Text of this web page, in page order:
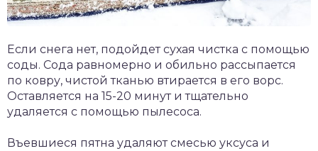
Если снега нет, подойдет сухая чистка с помощью
соды. Сода равномерно и обильно рассыпается
по ковру, чистой тканью втирается в его ворс.
Оставляется на 15-20 минут и тщательно
удаляется с помощью пылесоса.
Въевшиеся пятна удаляют смесью уксуса и